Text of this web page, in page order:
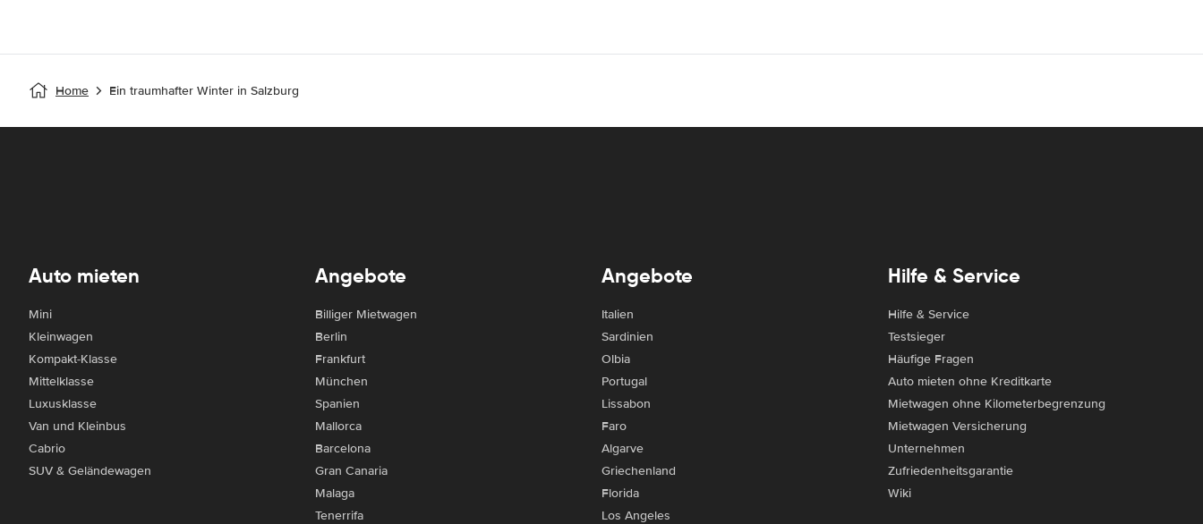
Home Ein traumhafter Winter in Salzburg
Auto mieten
Mini
Kleinwagen
Kompakt-Klasse
Mittelklasse
Luxusklasse
Van und Kleinbus
Cabrio
SUV & Geländewagen
Angebote
Billiger Mietwagen
Berlin
Frankfurt
München
Spanien
Mallorca
Barcelona
Gran Canaria
Malaga
Tenerrifa
Angebote
Italien
Sardinien
Olbia
Portugal
Lissabon
Faro
Algarve
Griechenland
Florida
Los Angeles
Hilfe & Service
Hilfe & Service
Testsieger
Häufige Fragen
Auto mieten ohne Kreditkarte
Mietwagen ohne Kilometerbegrenzung
Mietwagen Versicherung
Unternehmen
Zufriedenheitsgarantie
Wiki